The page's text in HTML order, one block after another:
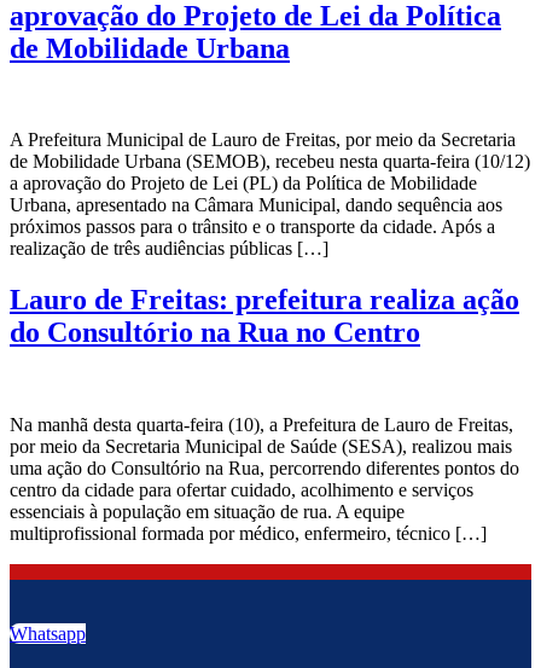
aprovação do Projeto de Lei da Política
de Mobilidade Urbana
A Prefeitura Municipal de Lauro de Freitas, por meio da Secretaria
de Mobilidade Urbana (SEMOB), recebeu nesta quarta-feira (10/12)
a aprovação do Projeto de Lei (PL) da Política de Mobilidade
Urbana, apresentado na Câmara Municipal, dando sequência aos
próximos passos para o trânsito e o transporte da cidade. Após a
realização de três audiências públicas […]
Lauro de Freitas: prefeitura realiza ação
do Consultório na Rua no Centro
Na manhã desta quarta-feira (10), a Prefeitura de Lauro de Freitas,
por meio da Secretaria Municipal de Saúde (SESA), realizou mais
uma ação do Consultório na Rua, percorrendo diferentes pontos do
centro da cidade para ofertar cuidado, acolhimento e serviços
essenciais à população em situação de rua. A equipe
multiprofissional formada por médico, enfermeiro, técnico […]
Whatsapp